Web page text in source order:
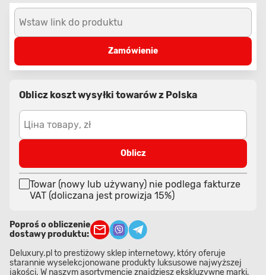
Wstaw link do produktu
Zamówienie
Oblicz koszt wysyłki towarów z Polska
Ціна товару, zł
Oblicz
Towar (nowy lub używany) nie podlega fakturze
VAT (doliczana jest prowizja 15%)
Poproś o obliczenie
dostawy produktu:
Deluxury.pl to prestiżowy sklep internetowy, który oferuje
starannie wyselekcjonowane produkty luksusowe najwyższej
jakości. W naszym asortymencie znajdziesz ekskluzywne marki,